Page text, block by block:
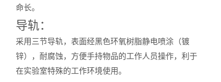
命长。
导轨：
采用三节导轨，表面经黑色环氧树脂静电喷涂（镀
锌），耐腐蚀，方便手持物品的工作人员操作，利于
在实验室特殊的工作环境使用。